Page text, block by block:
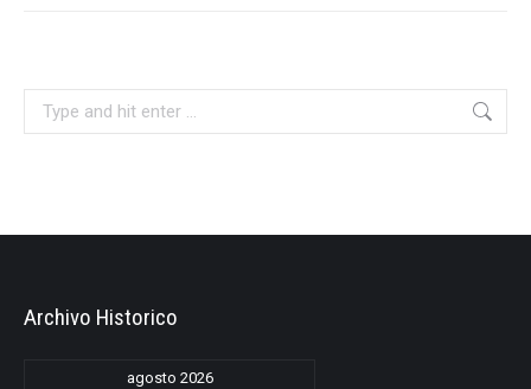
Archivo Historico
agosto 2026